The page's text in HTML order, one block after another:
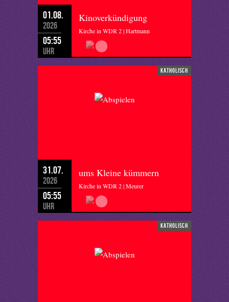
01.08.
2026
05:55
Uhr
Kinoverkündigung
Kirche in WDR 2 | Hartmann
katholisch
31.07.
2026
05:55
Uhr
ums Kleine kümmern
Kirche in WDR 2 | Meurer
katholisch